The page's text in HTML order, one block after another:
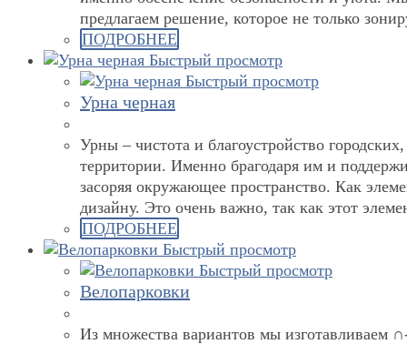
предлагаем решение, которое не только
ПОДРОБНЕЕ
Быстрый просмотр
Быстрый просмотр
Урна черная
Урны – чистота и благоустройство
территории. Именно брагодаря им и
засоряя окружающее пространство. Как
дизайну. Это очень важно, так как этот
ПОДРОБНЕЕ
Быстрый просмотр
Быстрый просмотр
Велопарковки
Из множества вариантов мы